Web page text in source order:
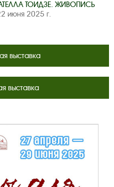
ТОИДЗЕ. ЖИВОПИСЬ
июня 2025 г.
выставка
выставка